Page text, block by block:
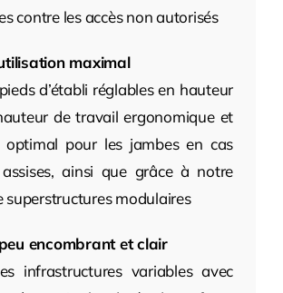
contre les accès non autorisés
maximal
d’établi réglables en hauteur
de travail ergonomique et
optimal pour les jambes en cas
assises, ainsi que grâce à notre
superstructures modulaires
encombrant et clair
infrastructures variables avec